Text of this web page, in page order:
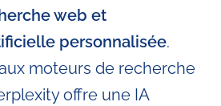
web et
personnalisée.
moteurs de recherche
offre une IA